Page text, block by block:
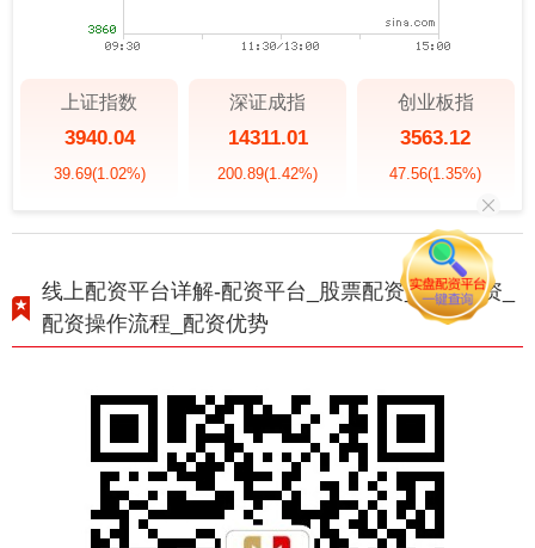
上证指数
3940.04
39.69(1.02%)
深证成指
14311.01
200.89(1.42%)
创业板指
3563.12
47.56(1.35%)
线上配资平台详解-配资平台_股票配资_线上投资_
配资操作流程_配资优势